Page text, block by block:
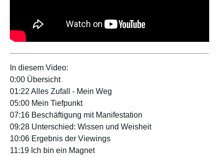
In diesem Video:
0:00 Übersicht
01:22 Alles Zufall - Mein Weg
05:00 Mein Tiefpunkt
07:16 Beschäftigung mit Manifestation
09:28 Unterschied: Wissen und Weisheit
10:06 Ergebnis der Viewings
11:19 Ich bin ein Magnet